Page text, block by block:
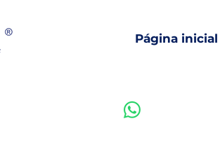
Página inicial